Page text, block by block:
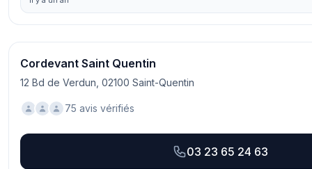
Cordevant Saint Quentin
12 Bd de Verdun, 02100 Saint-Quentin
75 avis vérifiés
03 23 65 24 63